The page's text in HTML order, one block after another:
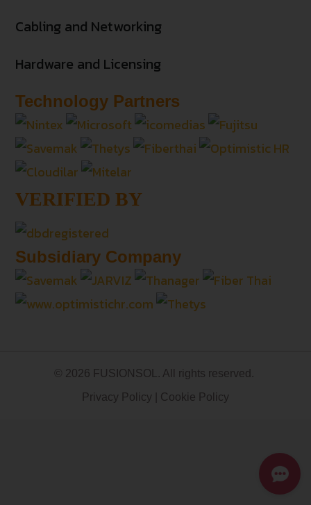
Cabling and Networking
Hardware and Licensing
Technology Partners
VERIFIED BY
Subsidiary Company
© 2026 FUSIONSOL. All rights reserved.
Privacy Policy
Cookie Policy